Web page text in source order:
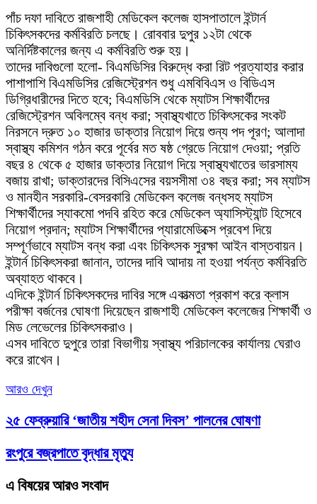
পাঁচ দফা দাবিতে রাজশাহী মেডিকেল কলেজ হাসপাতালে ইন্টার্ন
চিকিৎসকদের কর্মবিরতি চলছে। রোববার দুপুর ১২টা থেকে
অনির্দিষ্টকালের জন্য এ কর্মবিরতি শুরু হয়।
তাদের দাবিগুলো হলো- বিএমডিসির বিরুদ্ধে করা রিট প্রত্যাহার করার
পাশাপাশি বিএমডিসির রেজিস্ট্রেশন শুধু এমবিবিএস ও বিডিএস
ডিগ্রিধারীদের দিতে হবে; বিএমডিসি থেকে ম্যাটস শিক্ষার্থীদের
রেজিস্ট্রেশন অবিলম্বে বন্ধ করা; স্বাস্থ্যখাতে চিকিৎসকের সংকট
নিরসনে দ্রুত ১০ হাজার ডাক্তার নিয়োগ দিয়ে শুন্য পদ পূরণ; আলাদা
স্বাস্থ্য কমিশন গঠন করে পূর্বের মত ষষ্ঠ গ্রেডে নিয়োগ দেওয়া; প্রতি
বছর ৪ থেকে ৫ হাজার ডাক্তার নিয়োগ দিয়ে স্বাস্থ্যখাতের ভারসাম্য
বজায় রাখা; ডাক্তারদের বিসিএসের বয়সসীমা ৩৪ বছর করা; সব ম্যাটস
ও মানহীন সরকারি-বেসরকারি মেডিকেল কলেজ বন্ধসহ ম্যাটস
শিক্ষার্থীদের স্যাকমো পদবি রহিত করে মেডিকেল অ্যাসিস্ট্যান্ট হিসেবে
নিয়োগ প্রদান; ম্যাটস শিক্ষার্থীদের প্যারামেডিক্সে প্রবেশ দিয়ে
সম্পূর্ণভাবে ম্যাটস বন্ধ করা এবং চিকিৎসক সুরক্ষা আইন বাস্তবায়ন।
ইন্টার্ন চিকিৎসকরা জানান, তাদের দাবি আদায় না হওয়া পর্যন্ত কর্মবিরতি
অব্যাহত থাকবে।
এদিকে ইন্টার্ন চিকিৎসকদের দাবির সঙ্গে একাত্মতা প্রকাশ করে ক্লাস
পরীক্ষা বর্জনের ঘোষণা দিয়েছেন রাজশাহী মেডিকেল কলেজের শিক্ষার্থী ও
মিড লেভেলের চিকিৎসকরাও।
এসব দাবিতে দুপুরে তারা বিভাগীয় স্বাস্থ্য পরিচালকের কার্যালয় ঘেরাও
করে রাখেন।
আরও দেখুন
২৫ ফেব্রুয়ারি ‘জাতীয় শহীদ সেনা দিবস’ পালনের ঘোষণা
রংপুরে বজ্রপাতে বৃদ্ধার মৃত্যু
এ বিষয়ের আরও সংবাদ